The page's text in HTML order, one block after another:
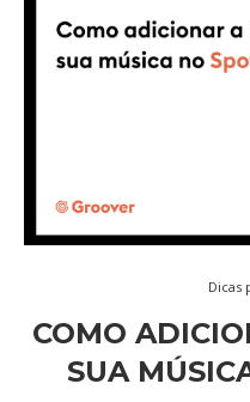
Dicas
COMO
SUA